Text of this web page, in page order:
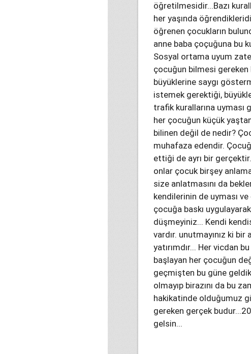
öğretilmesidir...Bazı
her yaşında
öğrenen çocukların
anne baba çoçuğuna bu
Sosyal ortama uyum
çocuğun bilmesi
büyüklerine saygı
istemek gerektiği,
trafik kurallarına uyması
her çocuğun küçük
bilinen değil de nedir?
muhafaza edendir.
ettiği de ayrı bir
onlar çocuk birşey
size anlatmasını da
kendilerinin de uyması
çocuğa baskı
düşmeyiniz... Kendi
vardır. unutmayınız ki
yatırımdır... Her vicdan
başlayan her çocuğun
geçmişten bu güne
olmayıp birazını da bu
hakikatinde olduğumuz
gereken gerçek
gelsin...